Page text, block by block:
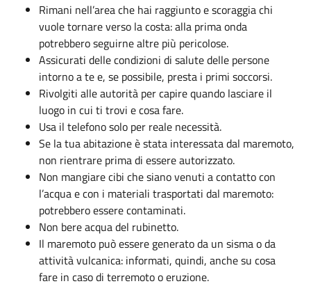
Rimani nell’area che hai raggiunto e scoraggia chi
vuole tornare verso la costa: alla prima onda
potrebbero seguirne altre più pericolose.
Assicurati delle condizioni di salute delle persone
intorno a te e, se possibile, presta i primi soccorsi.
Rivolgiti alle autorità per capire quando lasciare il
luogo in cui ti trovi e cosa fare.
Usa il telefono solo per reale necessità.
Se la tua abitazione è stata interessata dal maremoto,
non rientrare prima di essere autorizzato.
Non mangiare cibi che siano venuti a contatto con
l’acqua e con i materiali trasportati dal maremoto:
potrebbero essere contaminati.
Non bere acqua del rubinetto.
Il maremoto può essere generato da un sisma o da
attività vulcanica: informati, quindi, anche su cosa
fare in caso di terremoto o eruzione.